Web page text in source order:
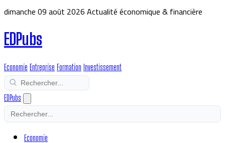
dimanche 09 août 2026Actualité économique & financière
EDPubs
Economie Entreprise Formation Investissement
EDPubs
Economie